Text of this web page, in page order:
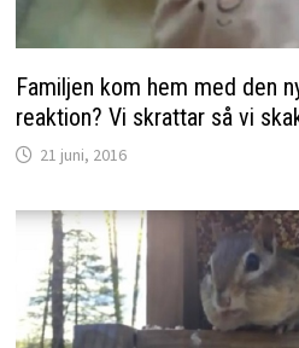
Familjen kom hem med den
reaktion? Vi skrattar så vi
21 juni, 2016